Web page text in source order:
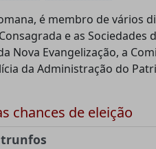
é membro de vários
e as Sociedades
Nova Evangelização, a
da Administração do
chances de eleição